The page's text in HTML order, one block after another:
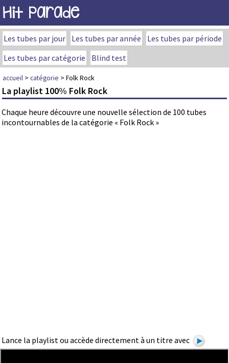
Hit Parade
Les tubes par jour Les tubes par année
Les tubes par période
Les tubes par catégorie
Blind test
accueil > catégorie > Folk Rock
La playlist 100% Folk Rock
Chaque heure découvre une nouvelle sélection de 100 tubes
incontournables de la catégorie « Folk Rock »
Lance la playlist ou accède directement à un titre avec